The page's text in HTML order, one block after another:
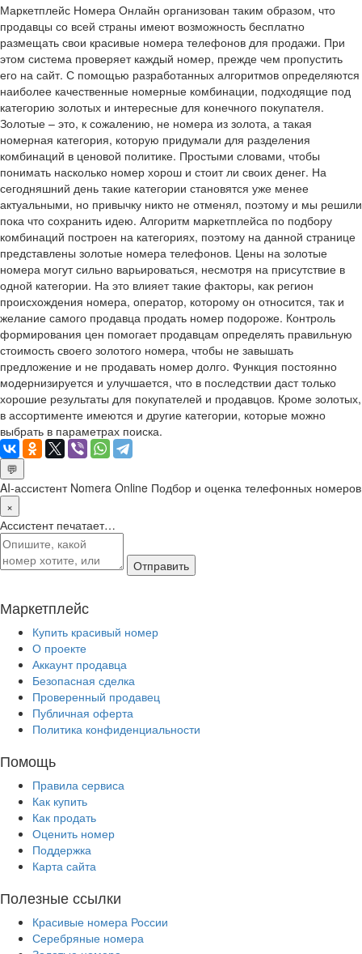
Маркетплейс Номера Онлайн организован таким образом, что
продавцы со всей страны имеют возможность бесплатно
размещать свои красивые номера телефонов для продажи. При
этом система проверяет каждый номер, прежде чем пропустить
его на сайт. С помощью разработанных алгоритмов определяются
наиболее качественные номерные комбинации, подходящие под
категорию золотых и интересные для конечного покупателя.
Золотые – это, к сожалению, не номера из золота, а такая
номерная категория, которую придумали для разделения
комбинаций в ценовой политике. Простыми словами, чтобы
понимать насколько номер хорош и стоит ли своих денег. На
сегодняшний день такие категории становятся уже менее
актуальными, но привычку никто не отменял, поэтому и мы решили
пока что сохранить идею. Алгоритм маркетплейса по подбору
комбинаций построен на категориях, поэтому на данной странице
представлены золотые номера телефонов. Цены на золотые
номера могут сильно варьироваться, несмотря на присутствие в
одной категории. На это влияет такие факторы, как регион
происхождения номера, оператор, которому он относится, так и
желание самого продавца продать номер подороже. Контроль
формирования цен помогает продавцам определять правильную
стоимость своего золотого номера, чтобы не завышать
предложение и не продавать номер долго. Функция постоянно
модернизируется и улучшается, что в последствии даст только
хорошие результаты для покупателей и продавцов. Кроме золотых,
в ассортименте имеются и другие категории, которые можно
выбрать в параметрах поиска.
💬
AI-ассистент Nomera Online Подбор и оценка телефонных номеров
×
Ассистент печатает…
Отправить
Маркетплейс
Купить красивый номер
О проекте
Аккаунт продавца
Безопасная сделка
Проверенный продавец
Публичная оферта
Политика конфиденциальности
Помощь
Правила сервиса
Как купить
Как продать
Оценить номер
Поддержка
Карта сайта
Полезные ссылки
Красивые номера России
Серебряные номера